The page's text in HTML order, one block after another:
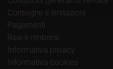
Consegne e limitazioni
Pagamenti
Resi e rimborsi
Informativa privacy
Informativa cookies